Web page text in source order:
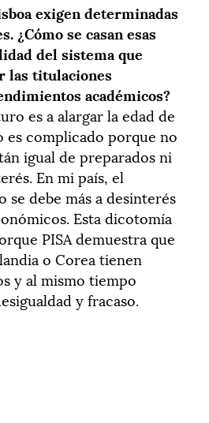
exigen determinadas
¿Cómo se casan esas
del sistema que
las titulaciones
académicos?
es a alargar la edad de
es complicado porque no
igual de preparados ni
En mi país, el
se debe más a desinterés
Esta dicotomía
PISA demuestra que
o Corea tienen
y al mismo tiempo
y fracaso.